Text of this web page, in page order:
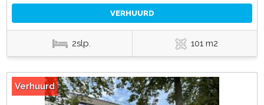
VERHUURD
2slp. 101 m2
Verhuurd